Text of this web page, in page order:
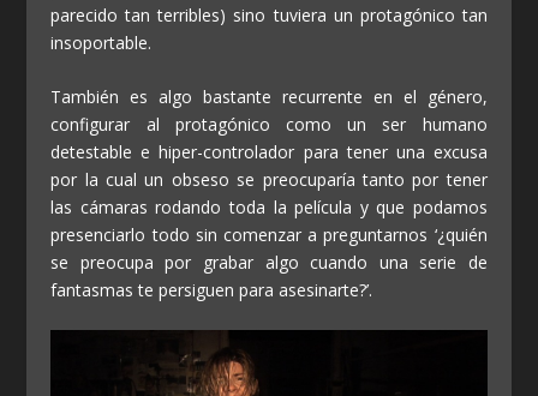
parecido tan terribles) sino tuviera un protagónico tan
insoportable.
También es algo bastante recurrente en el género,
configurar al protagónico como un ser humano
detestable e hiper-controlador para tener una excusa
por la cual un obseso se preocuparía tanto por tener
las cámaras rodando toda la película y que podamos
presenciarlo todo sin comenzar a preguntarnos ‘¿quién
se preocupa por grabar algo cuando una serie de
fantasmas te persiguen para asesinarte?’.